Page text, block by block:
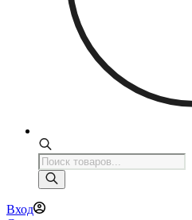
Поиск
товаров
Вход